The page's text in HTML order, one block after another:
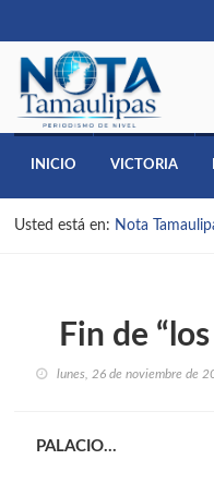
INICIO VICTORIA
Usted está en: Nota
Fin de
lunes, 26 de noviembre de
PALACIO…